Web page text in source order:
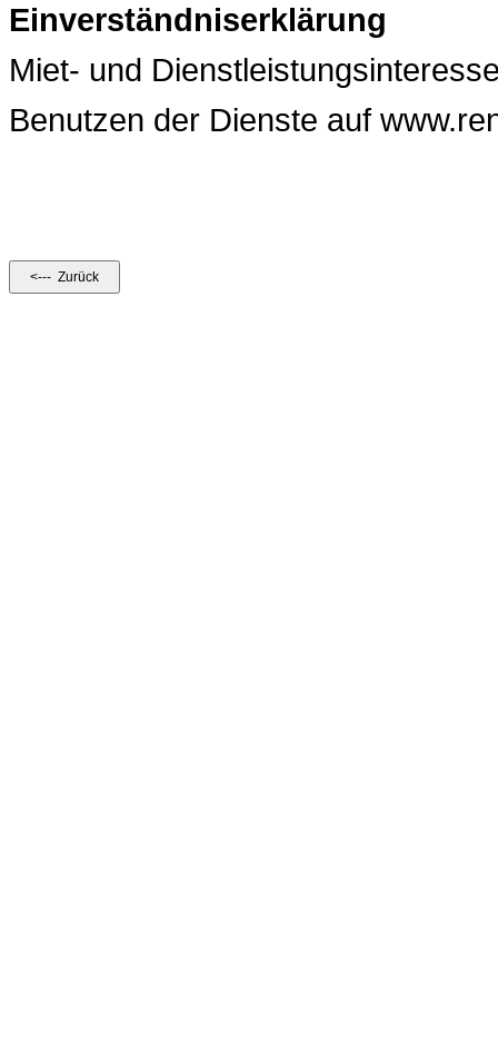
Einverständniserklärung
Miet- und
Benutzen der Dienste auf